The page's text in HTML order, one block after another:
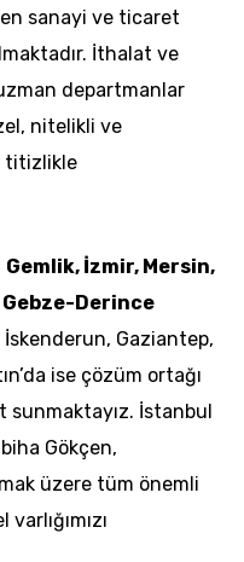
sanayi ve ticaret
İthalat ve
departmanlar
nitelikli ve
titizlikle
Gemlik, İzmir, Mersin,
Derince
Gaziantep,
ise çözüm ortağı
sunmaktayız. İstanbul
Gökçen,
üzere tüm önemli